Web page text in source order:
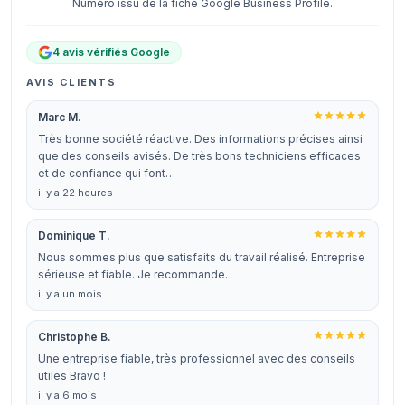
Numéro issu de la fiche Google Business Profile.
4 avis vérifiés Google
AVIS CLIENTS
Marc M.
Très bonne société réactive. Des informations précises ainsi
que des conseils avisés. De très bons techniciens efficaces
et de confiance qui font…
il y a 22 heures
Dominique T.
Nous sommes plus que satisfaits du travail réalisé. Entreprise
sérieuse et fiable. Je recommande.
il y a un mois
Christophe B.
Une entreprise fiable, très professionnel avec des conseils
utiles Bravo !
il y a 6 mois